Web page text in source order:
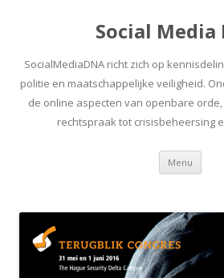
Social Media
SocialMediaDNA richt zich op
politie en maatschappelijke veiligheid.
de online aspecten van openbare
rechtspraak tot crisisbeheersing
Menu